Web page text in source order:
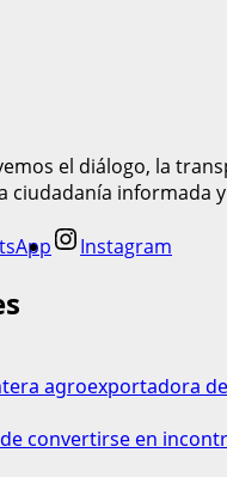
el diálogo, la
informada
Instagram
agroexportadora
convertirse en